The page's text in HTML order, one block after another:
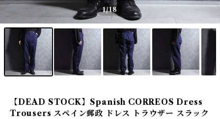
1/18
【DEAD STOCK】Spanish CORREOS Dress
Trousers スペイン郵政 ドレス トラウザー スラック